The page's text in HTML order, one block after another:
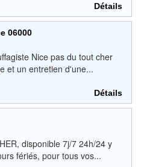
Détails
06000
Nice pas du tout cher
et un entretien d'une...
Détails
disponible 7j/7 24h/24 y
fériés, pour tous vos...